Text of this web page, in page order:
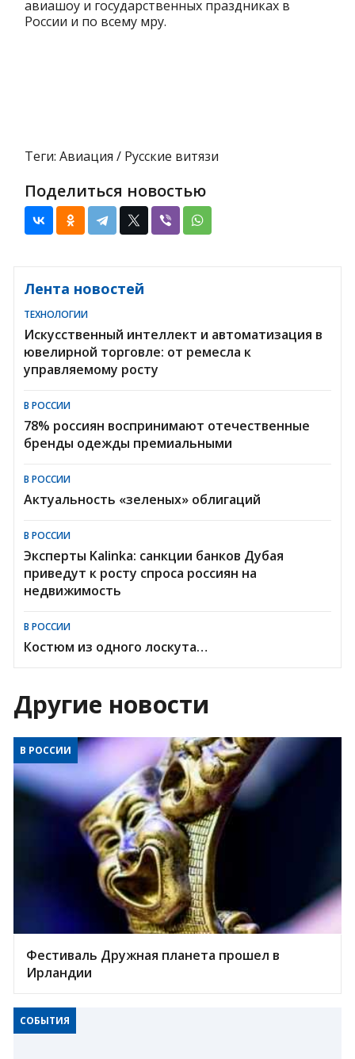
авиашоу и государственных праздниках в
России и по всему мру.
Теги: Авиация / Русские витязи
Поделиться новостью
Лента новостей
ТЕХНОЛОГИИ
Искусственный интеллект и автоматизация в
ювелирной торговле: от ремесла к
управляемому росту
В РОССИИ
78% россиян воспринимают отечественные
бренды одежды премиальными
В РОССИИ
Актуальность «зеленых» облигаций
В РОССИИ
Эксперты Kalinka: санкции банков Дубая
приведут к росту спроса россиян на
недвижимость
В РОССИИ
Костюм из одного лоскута…
Другие новости
В РОССИИ
Фестиваль Дружная планета прошел в
Ирландии
СОБЫТИЯ